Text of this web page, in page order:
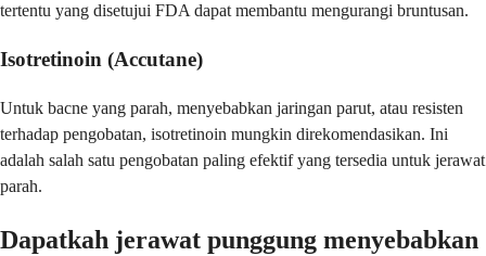
tertentu yang disetujui FDA dapat membantu mengurangi bruntusan.
Isotretinoin (Accutane)
Untuk bacne yang parah, menyebabkan jaringan parut, atau resisten
terhadap pengobatan, isotretinoin mungkin direkomendasikan. Ini
adalah salah satu pengobatan paling efektif yang tersedia untuk jerawat
parah.
Dapatkah jerawat punggung menyebabkan